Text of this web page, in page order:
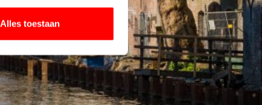
Alles toestaan